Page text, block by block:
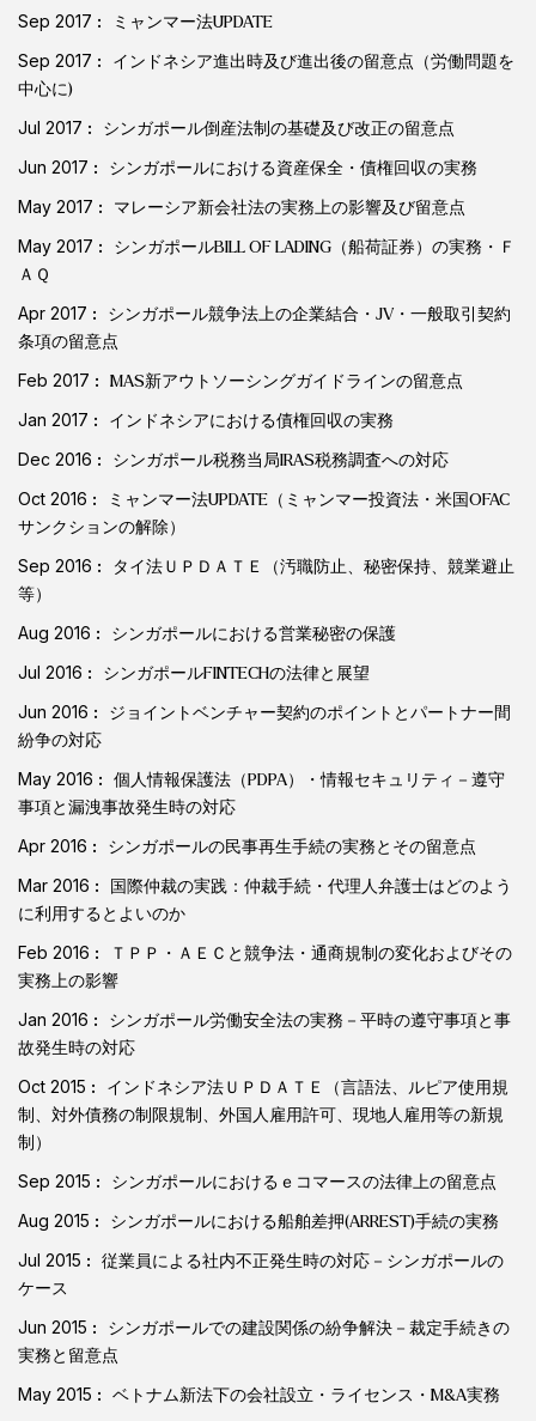
Sep 2017 ミャンマー法UPDATE
Sep 2017
インドネシア進出時及び進出後の留意点（労働問題を
中心に)
Jul 2017 シンガポール倒産法制の基礎及び改正の留意点
Jun 2017 シンガポールにおける資産保全・債権回収の実務
May 2017 マレーシア新会社法の実務上の影響及び留意点
May 2017
シンガポールBILL OF LADING（船荷証券）の実務・Ｆ
ＡＱ
Apr 2017
シンガポール競争法上の企業結合・JV・一般取引契約
条項の留意点
Feb 2017 MAS新アウトソーシングガイドラインの留意点
Jan 2017 インドネシアにおける債権回収の実務
Dec 2016 シンガポール税務当局IRAS税務調査への対応
Oct 2016
ミャンマー法UPDATE（ミャンマー投資法・米国OFAC
サンクションの解除）
Sep 2016
タイ法ＵＰＤＡＴＥ（汚職防止、秘密保持、競業避止
等）
Aug 2016 シンガポールにおける営業秘密の保護
Jul 2016 シンガポールFINTECHの法律と展望
Jun 2016
ジョイントベンチャー契約のポイントとパートナー間
紛争の対応
May 2016
個人情報保護法（PDPA）・情報セキュリティ－遵守
事項と漏洩事故発生時の対応
Apr 2016 シンガポールの民事再生手続の実務とその留意点
Mar 2016
国際仲裁の実践：仲裁手続・代理人弁護士はどのよう
に利用するとよいのか
Feb 2016
ＴＰＰ・ＡＥＣと競争法・通商規制の変化およびその
実務上の影響
Jan 2016
シンガポール労働安全法の実務－平時の遵守事項と事
故発生時の対応
Oct 2015
インドネシア法ＵＰＤＡＴＥ（言語法、ルピア使用規
制、対外債務の制限規制、外国人雇用許可、現地人雇用等の新規
制）
Sep 2015 シンガポールにおけるｅコマースの法律上の留意点
Aug 2015 シンガポールにおける船舶差押(ARREST)手続の実務
Jul 2015
従業員による社内不正発生時の対応－シンガポールの
ケース
Jun 2015
シンガポールでの建設関係の紛争解決－裁定手続きの
実務と留意点
May 2015 ベトナム新法下の会社設立・ライセンス・M&A実務